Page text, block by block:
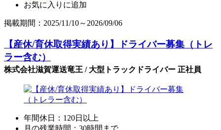
お気に入りに追加
掲載期間：2025/11/10～2026/09/06
【産休/育休取得実績あり】ドライバー募集（トレ
ラー含む）
株式会社滋賀運送竜王 / 大型トラックドライバー 正社員
年間休日：120日以上
月の残業時間：30時間まで